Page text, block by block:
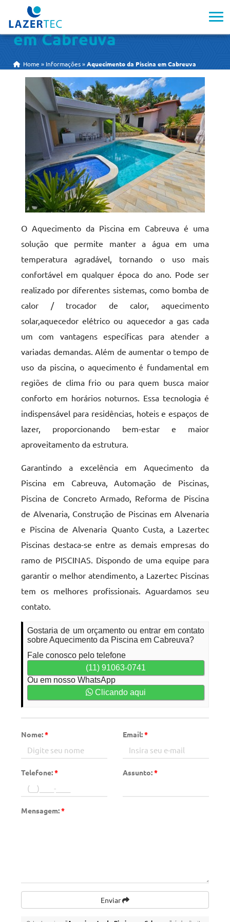
Aquecimento da Piscina
em Cabreuva
Home » Informações »Aquecimento da Piscina em Cabreuva
O Aquecimento da Piscina em Cabreuva é uma
solução que permite manter a água em uma
temperatura agradável, tornando o uso mais
confortável em qualquer época do ano. Pode ser
realizado por diferentes sistemas, como bomba de
calor / trocador de calor, aquecimento
solar,aquecedor elétrico ou aquecedor a gas cada
um com vantagens específicas para atender a
variadas demandas. Além de aumentar o tempo de
uso da piscina, o aquecimento é fundamental em
regiões de clima frio ou para quem busca maior
conforto em horários noturnos. Essa tecnologia é
indispensável para residências, hoteis e espaços de
lazer, proporcionando bem-estar e maior
aproveitamento da estrutura.
Garantindo a excelência em Aquecimento da
Piscina em Cabreuva, Automação de Piscinas,
Piscina de Concreto Armado, Reforma de Piscina
de Alvenaria, Construção de Piscinas em Alvenaria
e Piscina de Alvenaria Quanto Custa, a Lazertec
Piscinas destaca-se entre as demais empresas do
ramo de PISCINAS. Dispondo de uma equipe para
garantir o melhor atendimento, a Lazertec Piscinas
tem os melhores profissionais. Aguardamos seu
contato.
Gostaria de um orçamento ou entrar em contato
sobre Aquecimento da Piscina em Cabreuva?
Fale conosco pelo telefone
(11) 91063-0741
Ou em nosso WhatsApp
Clicando aqui
Nome:* Email:*
Telefone:* Assunto:*
Mensagem:*
Enviar